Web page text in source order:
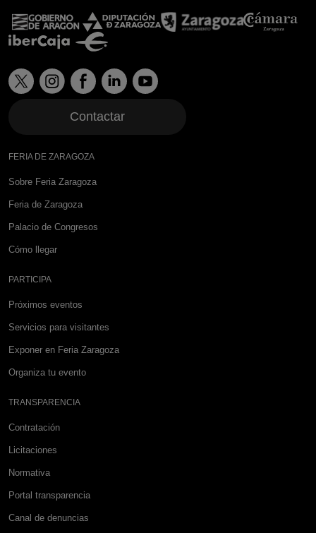
Contactar
FERIA DE ZARAGOZA
Sobre Feria Zaragoza
Feria de Zaragoza
Palacio de Congresos
Cómo llegar
PARTICIPA
Próximos eventos
Servicios para visitantes
Exponer en Feria Zaragoza
Organiza tu evento
TRANSPARENCIA
Contratación
Licitaciones
Normativa
Portal transparencia
Canal de denuncias